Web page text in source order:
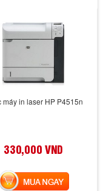
máy in laser HP P4515n
330,000 VND
MUA NGAY